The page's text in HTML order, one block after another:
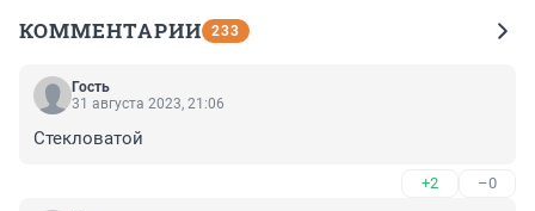
КОММЕНТАРИИ 233
Гость
31 августа 2023, 21:06
Стекловатой
+2 –0